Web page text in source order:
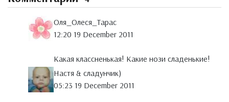
Оля_Олеся_Тарас
12:20 19 December 2011
Какая классненькая! Какие нози сладенькие!
Настя & сладунчик)
05:23 19 December 2011